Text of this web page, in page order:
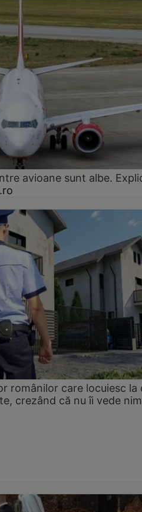
avioane sunt albe.
românilor care locuiesc la
crezând că nu îi vede